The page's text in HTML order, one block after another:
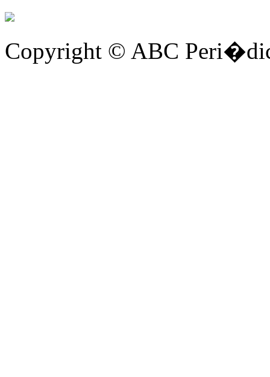
Copyright © ABC